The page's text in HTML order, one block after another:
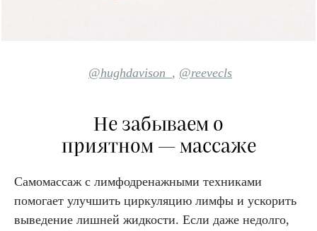
@hughdavison_ , @reevecls
Не забываем о
приятном — массаже
Самомассаж с лимфодренажными техниками
помогает улучшить циркуляцию лимфы и ускорить
выведение лишней жидкости. Если даже недолго,